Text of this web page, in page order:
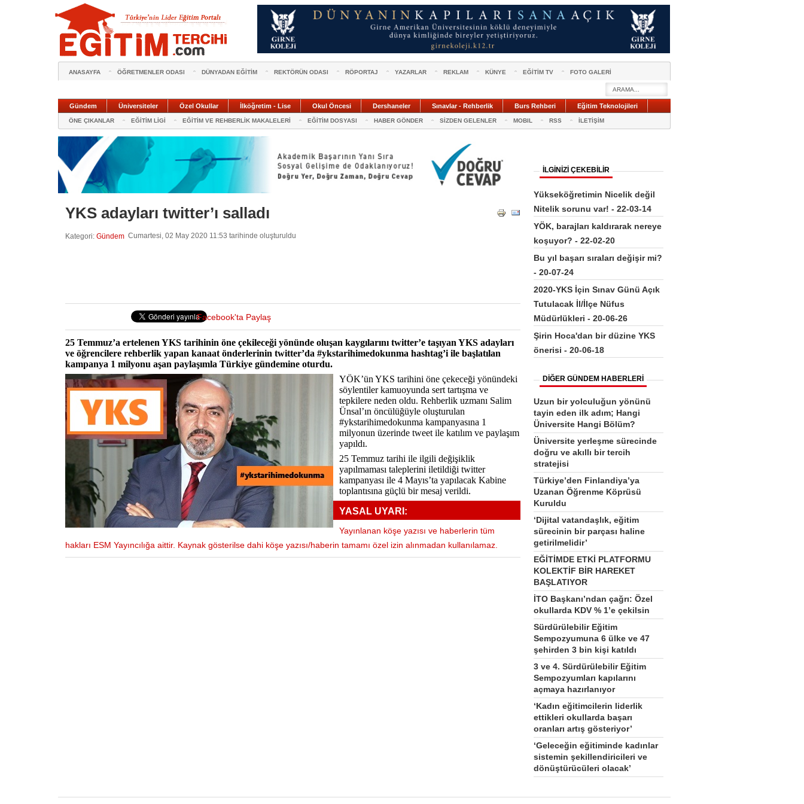
ANASAYFA ÖĞRETMENLER ODASI DÜNYADAN EĞİTİM REKTÖRÜN ODASI RÖPORTAJ YAZARLAR REKLAM KÜNYE EĞİTİM TV FOTO GALERİ
Gündem Üniversiteler Özel Okullar İlköğretim - Lise Okul Öncesi Dershaneler Sınavlar - Rehberlik Burs Rehberi Eğitim Teknolojileri
ÖNE ÇIKANLAR EĞİTİM LİGİ EĞİTİM VE REHBERLİK MAKALELERİ EĞİTİM DOSYASI HABER GÖNDER SİZDEN GELENLER MOBIL RSS İLETİŞİM
YKS adayları twitter’ı salladı
Kategori: Gündem Cumartesi, 02 May 2020 11:53 tarihinde oluşturuldu
Facebook'ta Paylaş
25 Temmuz’a ertelenen YKS tarihinin öne çekileceği yönünde oluşan kaygılarını twitter’e taşıyan YKS adayları
ve öğrencilere rehberlik yapan kanaat önderlerinin twitter’da #ykstarihimedokunma hashtag’i ile başlatılan
kampanya 1 milyonu aşan paylaşımla Türkiye gündemine oturdu.
YÖK’ün YKS tarihini öne çekeceği yönündeki
söylentiler kamuoyunda sert tartışma ve
tepkilere neden oldu. Rehberlik uzmanı Salim
Ünsal’ın öncülüğüyle oluşturulan
#ykstarihimedokunma kampanyasına 1
milyonun üzerinde tweet ile katılım ve paylaşım
yapıldı.
25 Temmuz tarihi ile ilgili değişiklik
yapılmaması taleplerini iletildiği twitter
kampanyası ile 4 Mayıs’ta yapılacak Kabine
toplantısına güçlü bir mesaj verildi.
YASAL UYARI:
Yayınlanan köşe yazısı ve haberlerin tüm
hakları ESM Yayıncılığa aittir. Kaynak gösterilse dahi köşe yazısı/haberin tamamı özel izin alınmadan kullanılamaz.
İLGİNİZİ ÇEKEBİLİR
Yükseköğretimin Nicelik değil
Nitelik sorunu var! - 22-03-14
YÖK, barajları kaldırarak nereye
koşuyor? - 22-02-20
Bu yıl başarı sıraları değişir mi?
- 20-07-24
2020-YKS İçin Sınav Günü Açık
Tutulacak İl/İlçe Nüfus
Müdürlükleri - 20-06-26
Şirin Hoca'dan bir düzine YKS
önerisi - 20-06-18
DİĞER GÜNDEM HABERLERİ
Uzun bir yolculuğun yönünü
tayin eden ilk adım; Hangi
Üniversite Hangi Bölüm?
Üniversite yerleşme sürecinde
doğru ve akıllı bir tercih
stratejisi
Türkiye’den Finlandiya’ya
Uzanan Öğrenme Köprüsü
Kuruldu
‘Dijital vatandaşlık, eğitim
sürecinin bir parçası haline
getirilmelidir’
EĞİTİMDE ETKİ PLATFORMU
KOLEKTİF BİR HAREKET
BAŞLATIYOR
İTO Başkanı’ndan çağrı: Özel
okullarda KDV % 1’e çekilsin
Sürdürülebilir Eğitim
Sempozyumuna 6 ülke ve 47
şehirden 3 bin kişi katıldı
3 ve 4. Sürdürülebilir Eğitim
Sempozyumları kapılarını
açmaya hazırlanıyor
‘Kadın eğitimcilerin liderlik
ettikleri okullarda başarı
oranları artış gösteriyor’
‘Geleceğin eğitiminde kadınlar
sistemin şekillendiricileri ve
dönüştürücüleri olacak’